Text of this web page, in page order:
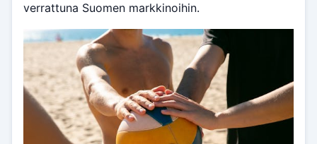
verrattuna Suomen markkinoihin.